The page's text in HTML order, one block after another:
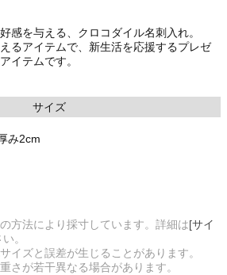
感を与える、クロコダイル名刺入れ。
るアイテムで、新生活を応援するプレゼ
イテムです。
サイズ
み2cm
方法により採寸しています。詳細は[サイ
。
イズと誤差が生じることがあります。
さが若干異なる場合があります。